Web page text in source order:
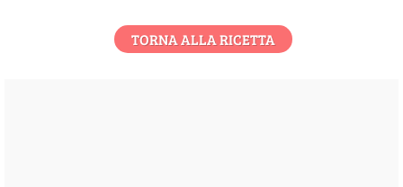
TORNA ALLA RICETTA